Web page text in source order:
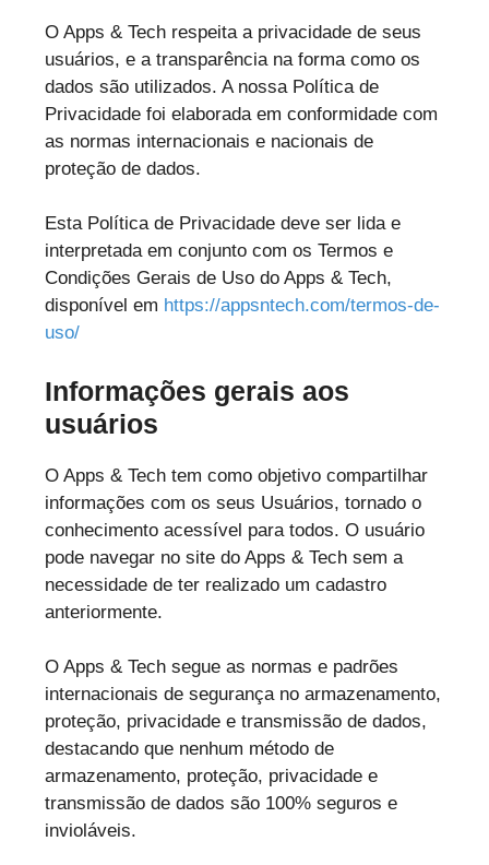
O Apps & Tech respeita a privacidade de seus
usuários, e a transparência na forma como os
dados são utilizados. A nossa Política de
Privacidade foi elaborada em conformidade com
as normas internacionais e nacionais de
proteção de dados.
Esta Política de Privacidade deve ser lida e
interpretada em conjunto com os Termos e
Condições Gerais de Uso do Apps & Tech,
disponível em https://appsntech.com/termos-de-
uso/
Informações gerais aos
usuários
O Apps & Tech tem como objetivo compartilhar
informações com os seus Usuários, tornado o
conhecimento acessível para todos. O usuário
pode navegar no site do Apps & Tech sem a
necessidade de ter realizado um cadastro
anteriormente.
O Apps & Tech segue as normas e padrões
internacionais de segurança no armazenamento,
proteção, privacidade e transmissão de dados,
destacando que nenhum método de
armazenamento, proteção, privacidade e
transmissão de dados são 100% seguros e
invioláveis.